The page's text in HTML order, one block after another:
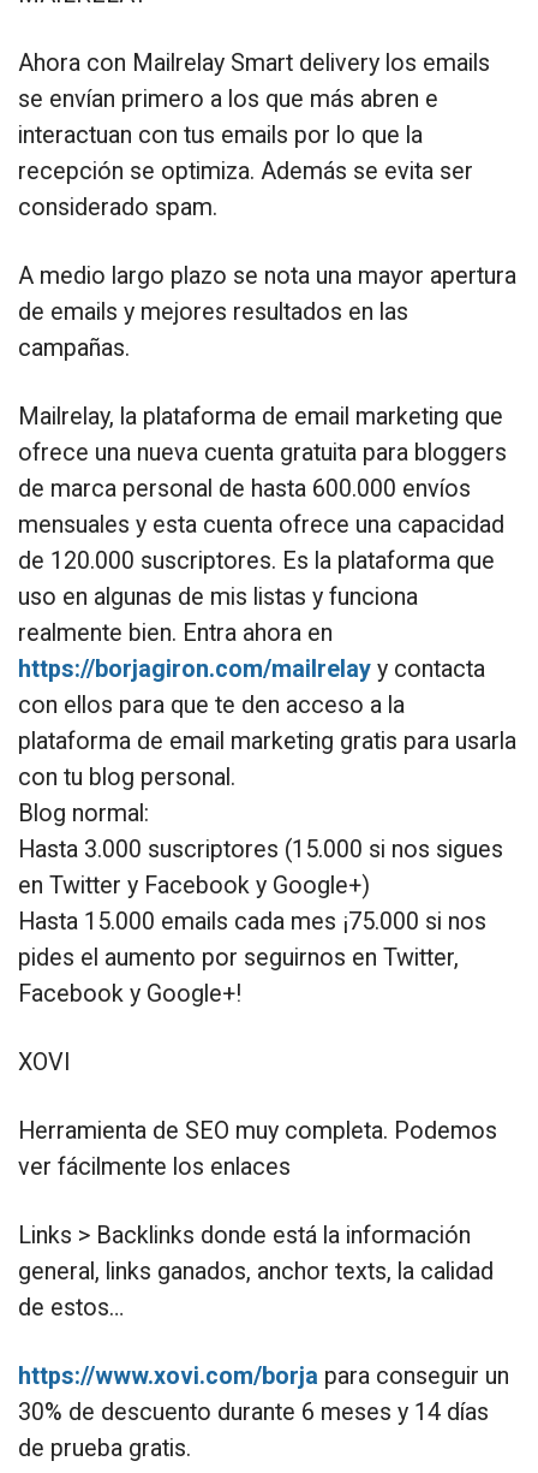
Ahora con Mailrelay Smart delivery los emails
se envían primero a los que más abren e
interactuan con tus emails por lo que la
recepción se optimiza. Además se evita ser
considerado spam.
A medio largo plazo se nota una mayor apertura
de emails y mejores resultados en las
campañas.
Mailrelay, la plataforma de email marketing que
ofrece una nueva cuenta gratuita para bloggers
de marca personal de hasta 600.000 envíos
mensuales y esta cuenta ofrece una capacidad
de 120.000 suscriptores. Es la plataforma que
uso en algunas de mis listas y funciona
realmente bien. Entra ahora en
https://borjagiron.com/mailrelay y contacta
con ellos para que te den acceso a la
plataforma de email marketing gratis para usarla
con tu blog personal.
Blog normal:
Hasta 3.000 suscriptores (15.000 si nos sigues
en Twitter y Facebook y Google+)
Hasta 15.000 emails cada mes ¡75.000 si nos
pides el aumento por seguirnos en Twitter,
Facebook y Google+!
XOVI
Herramienta de SEO muy completa. Podemos
ver fácilmente los enlaces
Links > Backlinks donde está la información
general, links ganados, anchor texts, la calidad
de estos…
https://www.xovi.com/borja para conseguir un
30% de descuento durante 6 meses y 14 días
de prueba gratis.